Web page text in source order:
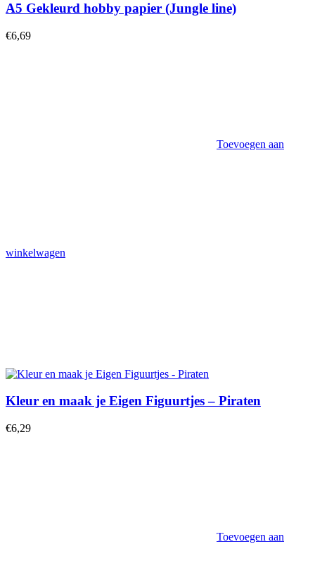
A5 Gekleurd hobby papier (Jungle line)
€6,69
Toevoegen aan
winkelwagen
Kleur en maak je Eigen Figuurtjes – Piraten
€6,29
Toevoegen aan